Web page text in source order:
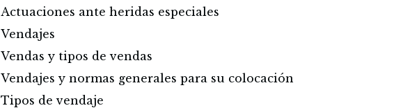
Actuaciones ante heridas especiales
Vendajes
Vendas y tipos de vendas
Vendajes y normas generales para su colocación
Tipos de vendaje